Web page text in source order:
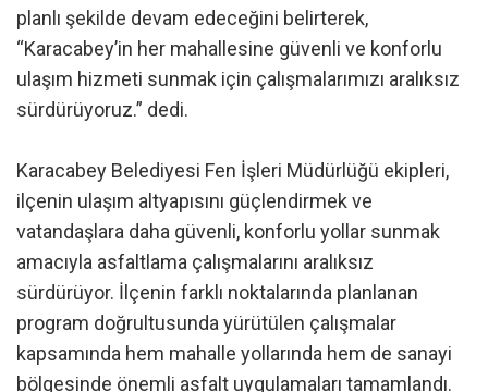
planlı şekilde devam edeceğini belirterek,
“Karacabey’in her mahallesine güvenli ve konforlu
ulaşım hizmeti sunmak için çalışmalarımızı aralıksız
sürdürüyoruz.” dedi.
Karacabey Belediyesi Fen İşleri Müdürlüğü ekipleri,
ilçenin ulaşım altyapısını güçlendirmek ve
vatandaşlara daha güvenli, konforlu yollar sunmak
amacıyla asfaltlama çalışmalarını aralıksız
sürdürüyor. İlçenin farklı noktalarında planlanan
program doğrultusunda yürütülen çalışmalar
kapsamında hem mahalle yollarında hem de sanayi
bölgesinde önemli asfalt uygulamaları tamamlandı.